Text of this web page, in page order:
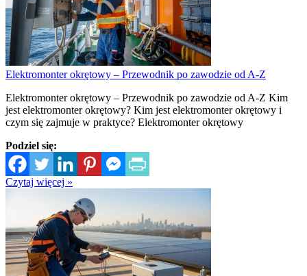
Elektromonter okrętowy – Przewodnik po zawodzie od A-Z
Elektromonter okrętowy – Przewodnik po zawodzie od A-Z Kim
jest elektromonter okrętowy? Kim jest elektromonter okrętowy i
czym się zajmuje w praktyce? Elektromonter okrętowy
Podziel się:
Czytaj więcej »